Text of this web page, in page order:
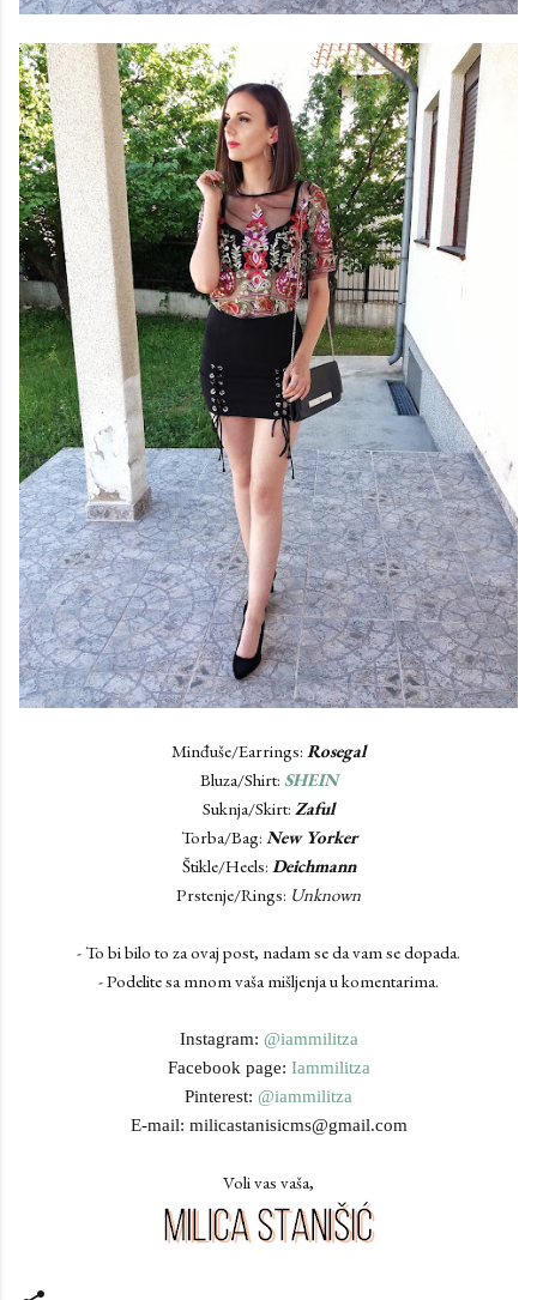
Minđuše/Earrings: Rosegal
Bluza/Shirt: SHEIN
Suknja/Skirt: Zaful
Torba/Bag: New Yorker
Štikle/Heels: Deichmann
Prstenje/Rings: Unknown
- To bi bilo to za ovaj post, nadam se da vam se dopada.
- Podelite sa mnom vaša mišljenja u komentarima.
Instagram: @iammilitza
Facebook page: Iammilitza
Pinterest: @iammilitza
E-mail: milicastanisicms@gmail.com
Voli vas vaša,